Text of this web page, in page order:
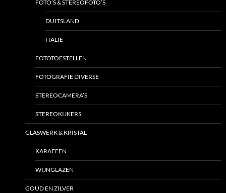
FOTO’S & STEREOFOTO’S
DUITSLAND
ITALIE
FOTOTOESTELLEN
FOTOGRAFIE DIVERSE
STEREOCAMERA’S
STEREOKIJKERS
GLASWERK & KRISTAL
KARAFFEN
WIJNGLAZEN
GOUD EN ZILVER